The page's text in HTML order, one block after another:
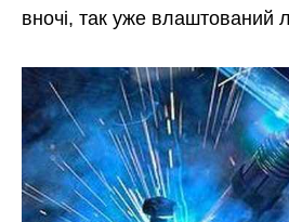
вночі, так уже влаштований